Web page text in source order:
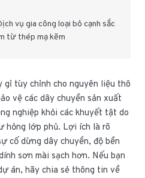
vụ gia công loại bỏ cạnh sắc
từ thép mạ kẽm
gỉ tùy chỉnh cho nguyên liệu thô
vệ các dây chuyền sản xuất
nghiệp khỏi các khuyết tật do
hỏng lớp phủ. Lợi ích là rõ
cố dừng dây chuyền, độ bền
sơn mài sạch hơn. Nếu bạn
án, hãy chia sẻ thông tin về